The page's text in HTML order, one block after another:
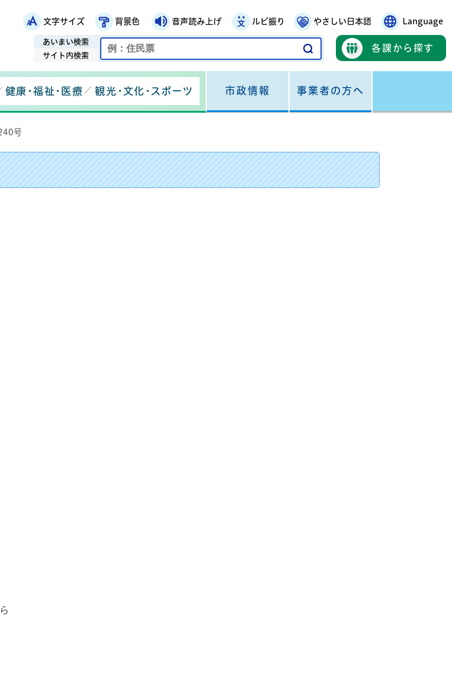
ホームページ文字サイズ 背景色 音声読み上げ ルビ振り やさしい日本語 Language
各課から探す
あいまい検索
サイト内検索
式Instagram
鉾田市公式Facebook
鉾田市公式LINE
健康・福祉・医療 観光・文化・スポーツ 市政情報 事業者の方へ
号